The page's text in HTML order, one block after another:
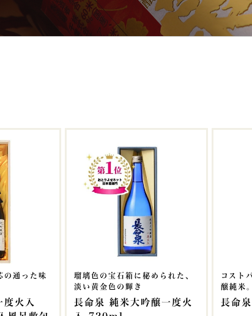
の通った味
度火入
瑠璃色の宝石箱に秘められた、
淡い黄金色の輝き
長命泉 純米大吟醸一度火
コスト
醸純米。
長命